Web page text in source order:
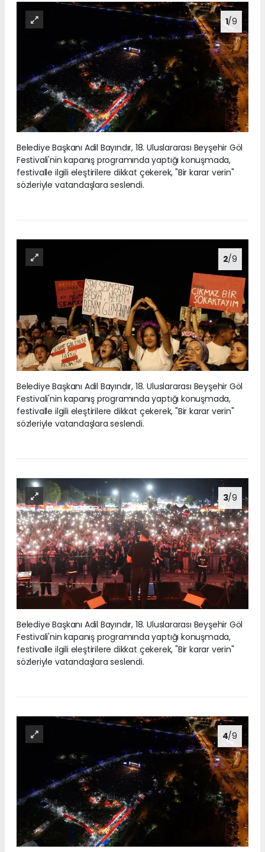
1/9
Belediye Başkanı Adil Bayındır, 18. Uluslararası Beyşehir Göl
Festivali'nin kapanış programında yaptığı konuşmada,
festivalle ilgili eleştirilere dikkat çekerek, "Bir karar verin"
sözleriyle vatandaşlara seslendi.
2/9
Belediye Başkanı Adil Bayındır, 18. Uluslararası Beyşehir Göl
Festivali'nin kapanış programında yaptığı konuşmada,
festivalle ilgili eleştirilere dikkat çekerek, "Bir karar verin"
sözleriyle vatandaşlara seslendi.
3/9
Belediye Başkanı Adil Bayındır, 18. Uluslararası Beyşehir Göl
Festivali'nin kapanış programında yaptığı konuşmada,
festivalle ilgili eleştirilere dikkat çekerek, "Bir karar verin"
sözleriyle vatandaşlara seslendi.
4/9